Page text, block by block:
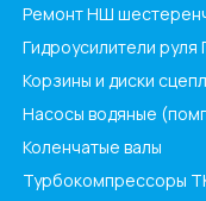
Ремонт НШ
Гидроусилители руля
Корзины и диски
Насосы водяные
Коленчатые валы
Турбокомпрессоры